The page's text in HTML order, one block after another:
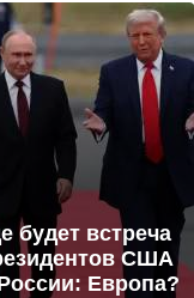
будет встреча
США
Европа?